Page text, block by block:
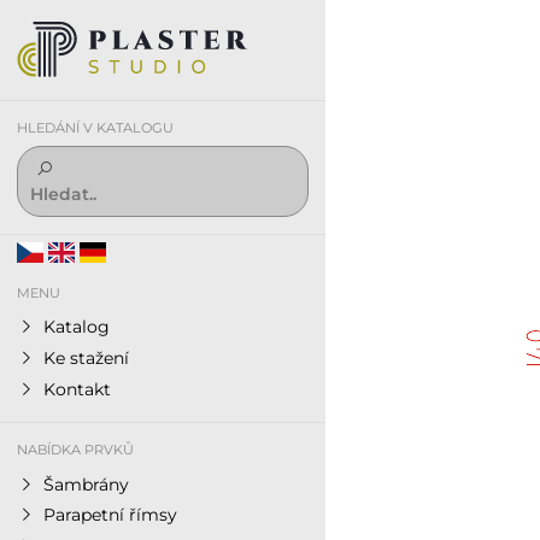
HLEDÁNÍ V KATALOGU
MENU
Katalog
Ke stažení
Kontakt
NABÍDKA PRVKŮ
Šambrány
Parapetní římsy